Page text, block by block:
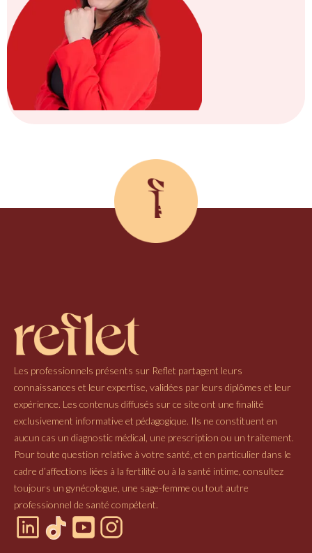
Les professionnels présents sur Reflet partagent leurs
connaissances et leur expertise, validées par leurs diplômes et leur
expérience. Les contenus diffusés sur ce site ont une finalité
exclusivement informative et pédagogique. Ils ne constituent en
aucun cas un diagnostic médical, une prescription ou un traitement.
Pour toute question relative à votre santé, et en particulier dans le
cadre d’affections liées à la fertilité ou à la santé intime, consultez
toujours un gynécologue, une sage-femme ou tout autre
professionnel de santé compétent.